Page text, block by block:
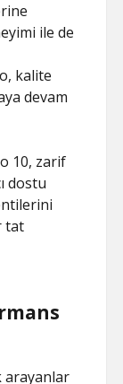
ile de
kalite
devam
10, zarif
dostu
tat
arayanlar